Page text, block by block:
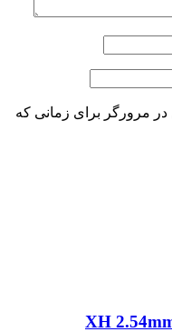
در مرورگر برای زمانی که